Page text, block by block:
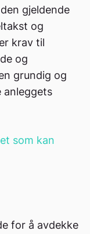
gjeldende
og
krav til
og
grundig og
anleggets
som kan
for å avdekke